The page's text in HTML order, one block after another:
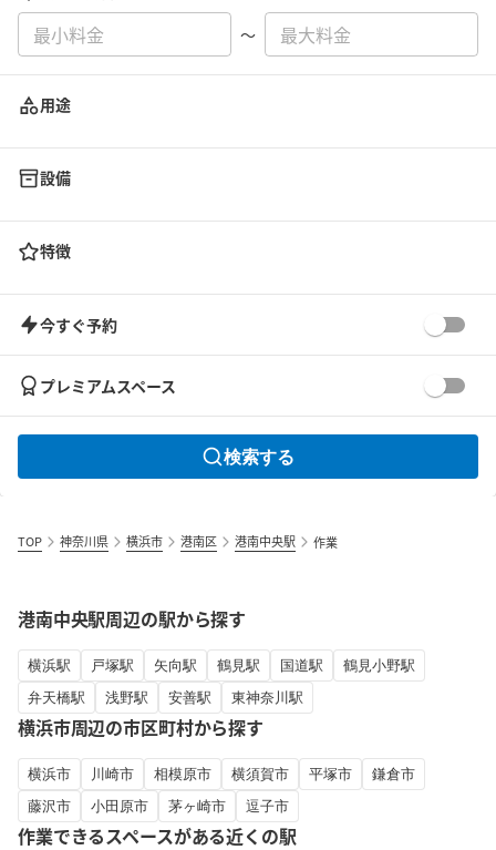
〜
用途
設備
特徴
今すぐ予約
プレミアムスペース
検索する
TOP 神奈川県 横浜市 港南区 港南中央駅 作業
港南中央駅周辺の駅から探す
横浜駅 戸塚駅 矢向駅 鶴見駅 国道駅
鶴見小野駅
弁天橋駅
浅野駅 安善駅 東神奈川駅
横浜市周辺の市区町村から探す
横浜市 川崎市 相模原市 横須賀市 平塚市
鎌倉市
藤沢市
小田原市 茅ヶ崎市 逗子市
作業できるスペースがある近くの駅